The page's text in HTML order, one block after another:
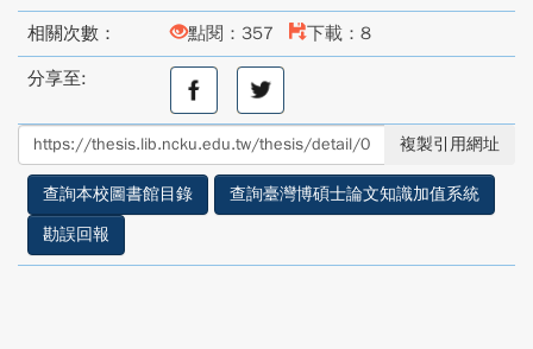
相關次數： 點閱：357 下載：8
分享至:
分
至
facebook
分
享
至
twitter
複製引用網址
查詢本校圖書館目錄
查詢臺灣博碩士論文知識加值系統
勘誤回報